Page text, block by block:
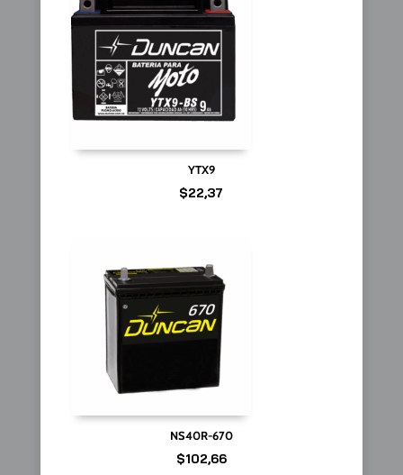
YTX9
$22,37
NS40R-670
$102,66